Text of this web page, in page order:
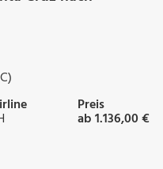
Preis
ab 1.136,00 €